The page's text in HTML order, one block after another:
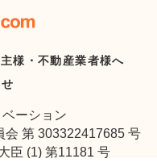
様・不動産業者様へ
ーション
会 第 303322417685 号
臣 (1) 第11181 号